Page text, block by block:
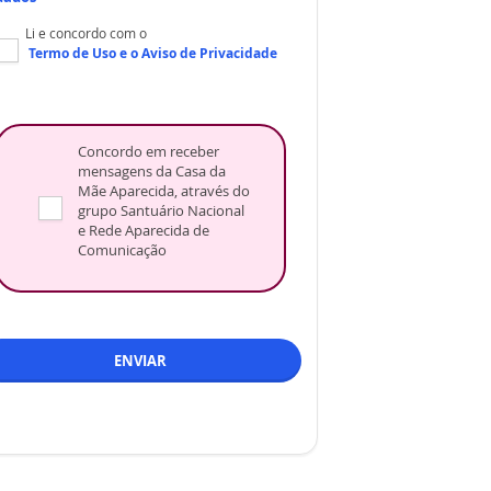
Li e concordo com o
Termo de Usoe oAviso de Privacidade
Concordo em receber
mensagens da Casa da
Mãe Aparecida, através do
grupo Santuário Nacional
e Rede Aparecida de
Comunicação
ENVIAR